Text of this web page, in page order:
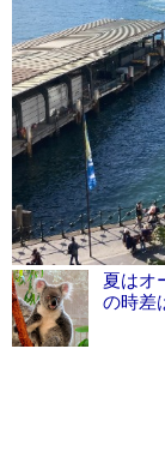
夏はオ
の時差